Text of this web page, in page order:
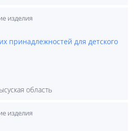
изделия
принадлежностей для детского
область
изделия